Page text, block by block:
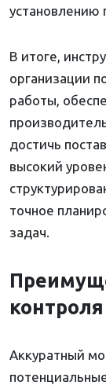
установлению
В итоге,
организации
работы,
достичь
высокий
точное
задач.
Аккуратный